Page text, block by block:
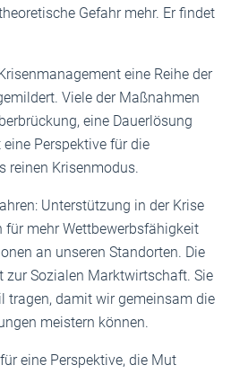
Gefahr mehr. Er findet
eine Reihe der
Viele der Maßnahmen
eine Dauerlösung
Perspektive für die
reinen Krisenmodus.
Unterstützung in der Krise
für mehr Wettbewerbsfähigkeit
an unseren Standorten. Die
zur Sozialen Marktwirtschaft. Sie
tragen, damit wir gemeinsam die
meistern können.
eine Perspektive, die Mut